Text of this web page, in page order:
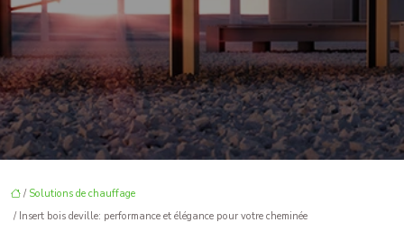
/ Solutions de chauffage
/ Insert bois deville: performance et élégance pour votre cheminée